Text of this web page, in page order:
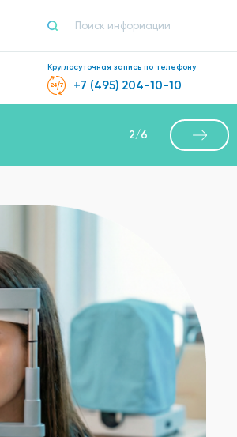
Круглосуточная запись по телефону
+7 (495) 204-10-10
2/6